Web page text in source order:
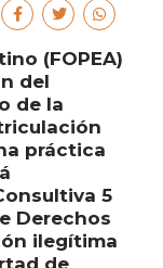
(FOPEA)
del
de la
práctica
5
Derechos
ilegítima
de